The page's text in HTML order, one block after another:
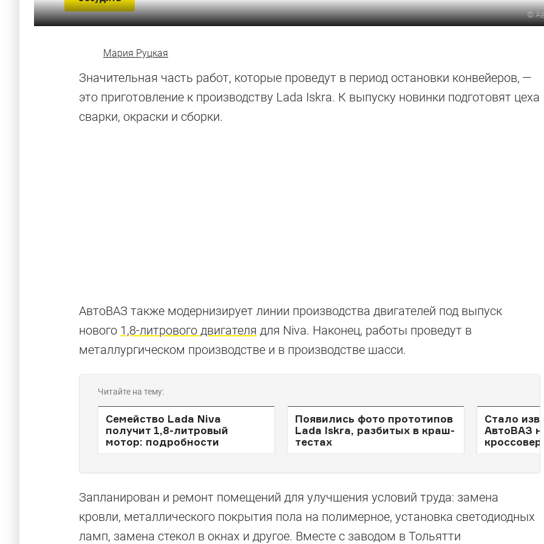
©
Мария Руцкая
Значительная часть работ, которые проведут в период остановки конвейеров, —
это приготовление к производству Lada Iskra. К выпуску новинки подготовят цеха
сварки, окраски и сборки.
АвтоВАЗ также модернизирует линии производства двигателей под выпуск
нового 1,8-литрового двигателя для Niva. Наконец, работы проведут в
металлургическом производстве и в производстве шасси.
Читайте на тему:
Семейство Lada Niva
получит 1,8-литровый
мотор: подробности
Появились фото прототипов
Lada Iskra, разбитых в краш-
тестах
Стало
АвтоВАЗ
кроссоверы
Запланирован и ремонт помещений для улучшения условий труда: замена
кровли, металлического покрытия пола на полимерное, установка светодиодных
ламп, замена стекол в окнах и другое. Вместе с заводом в Тольятти